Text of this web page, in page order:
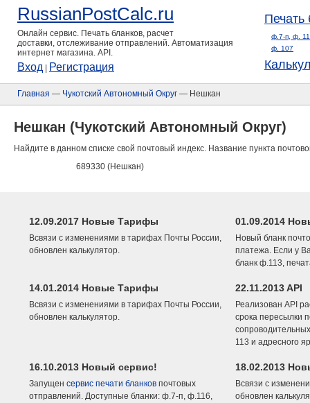
RussianPostCalc.ru
Онлайн сервис. Печать бланков, расчет
доставки, отслеживание отправлений. Автоматизация
интернет магазина. API.
Вход Регистрация
Печать
ф.7-п, ф.
ф. 107
Главная — Чукотский Автономный Округ — Нешкан
Нешкан (Чукотский Автономный Округ)
Найдите в данном списке свой почтовый индекс. Название пункта
689330 (Нешкан)
12.09.2017 Новые Тарифы
Всвязи с изменениями в тарифах Почты России,
обновлен калькулятор.
01.09.2014
Новый бланк
платежа. Если у
бланк ф.113,
14.01.2014 Новые Тарифы
Всвязи с изменениями в тарифах Почты России,
обновлен калькулятор.
22.11.2013 API
Реализован API
срока пересылки
113 и адресного
16.10.2013 Новый сервис!
Запущен сервис печати бланков почтовых
отправлений. Доступные бланки: ф.7-п, ф.116,
18.02.2013
Всвязи с
обновлен